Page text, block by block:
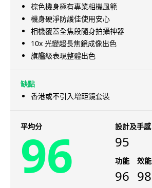
棕色機身極有專業相機風範
機身硬淨防護佳使用安心
相機覆蓋全焦段隨身拍攝神器
10x 光變超長焦鏡成像出色
旗艦級表現整體出色
缺點
香港或不引入增距鏡套裝
平均分
96 設計及手感
95
功能
96
效能
98